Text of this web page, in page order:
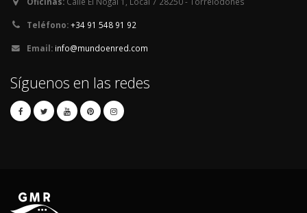
Teléfono:+34 91 548 91 92
Email: info@mundoenred.com
Síguenos en las redes